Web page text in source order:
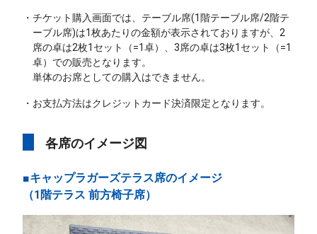
・チケット購入画面では、テーブル席(1階テーブル席/2階テ
ーブル席)は1枚あたりの金額が表示されておりますが、2
席の卓は2枚1セット（=1卓）、3席の卓は3枚1セット（=1
卓）での販売となります。
単体のお席としての購入はできません。
・お支払方法はクレジットカード決済限定となります。
各席のイメージ図
■キャップラガーズテラス席のイメージ
（1階テラス 前方椅子席）